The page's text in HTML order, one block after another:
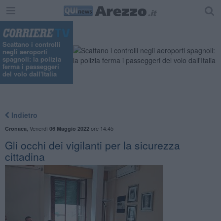
Scattano i controlli
negli aeroporti
spagnoli: la polizia
ferma i passeggeri
del volo dall'Italia
Indietro
Cronaca Venerdì 06 Maggio 2022ore 14:45
Gli occhi dei vigilanti per la sicurezza
cittadina